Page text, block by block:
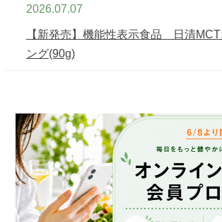
2026.07.07
【新発売】機能性表示食品 日清
ング(90g)